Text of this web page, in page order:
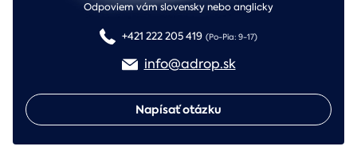
Odpoviem vám slovensky nebo anglicky
+421 222 205 419 (Po-Pia: 9-17)
info@adrop.sk
Napísať otázku